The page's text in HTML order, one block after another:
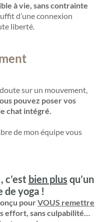
à vie, sans contrainte
d’une connexion
liberté.
sur un mouvement,
pouvez poser vos
chat intégré.
de mon équipe vous
, c’est bien plus qu’un
de yoga !
pourVOUS remettre
effort, sans culpabilité…